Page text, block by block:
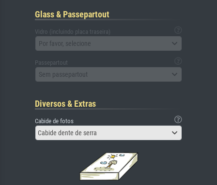
Glass & Passepartout
Vidro (incluindo placa traseira)
Por favor, selecione
Passepartout
Sem passepartout
Diversos & Extras
Cabide de fotos
Cabide dente de serra